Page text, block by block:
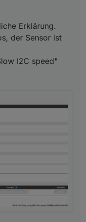
Regenwasser
die Temperatur.
anbringen,
Erklärung.
der Sensor ist
I2C speed"